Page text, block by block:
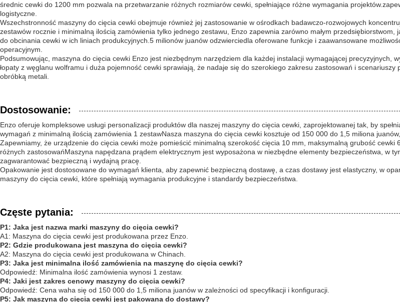
średnic cewki do 1200 mm pozwala na przetwarzanie różnych rozmiarów cewki, spełniające różne wymagania
logistyczne.
Wszechstronność maszyny do cięcia cewki obejmuje również jej zastosowanie w ośrodkach badawczo-rozwojowych
zestawów rocznie i minimalną ilością zamówienia tylko jednego zestawu, Enzo zapewnia zarówno małym
do obcinania cewki w ich liniach produkcyjnych.5 milionów juanów odzwierciedla oferowane funkcje i zaawansowane
operacyjnym.
Podsumowując, maszyna do cięcia cewki Enzo jest niezbędnym narzędziem dla każdej instalacji wymagającej precyzyjnych,
łopaty z węglanu wolframu i duża pojemność cewki sprawiają, że nadaje się do szerokiego zakresu zastosowań i
obróbką metali.
Dostosowanie:
Enzo oferuje kompleksowe usługi personalizacji produktów dla naszej maszyny do cięcia cewki, zaprojektowanej tak, by
wymagań z minimalną ilością zamówienia 1 zestawNasza maszyna do cięcia cewki kosztuje od 150 000 do 1,5 miliona
Zapewniamy, że urządzenie do cięcia cewki może pomieścić minimalną szerokość cięcia 10 mm, maksymalną grubość
różnych zastosowańMaszyna napędzana prądem elektrycznym jest wyposażona w niezbędne elementy bezpieczeństwa, w
zagwarantować bezpieczną i wydajną pracę.
Opakowanie jest dostosowane do wymagań klienta, aby zapewnić bezpieczną dostawę, a czas dostawy jest elastyczny, w
maszyny do cięcia cewki, które spełniają wymagania produkcyjne i standardy bezpieczeństwa.
Częste pytania:
P1: Jaka jest nazwa marki maszyny do cięcia cewki?
A1: Maszyna do cięcia cewki jest produkowana przez Enzo.
P2: Gdzie produkowana jest maszyna do cięcia cewki?
A2: Maszyna do cięcia cewki jest produkowana w Chinach.
P3: Jaka jest minimalna ilość zamówienia na maszynę do cięcia cewki?
Odpowiedź: Minimalna ilość zamówienia wynosi 1 zestaw.
P4: Jaki jest zakres cenowy maszyny do cięcia cewki?
Odpowiedź: Cena waha się od 150 000 do 1,5 miliona juanów w zależności od specyfikacji i konfiguracji.
P5: Jak maszyna do cięcia cewki jest pakowana do dostawy?